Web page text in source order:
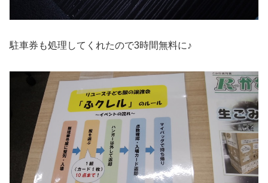
駐車券も処理してくれたので3時間無料に♪